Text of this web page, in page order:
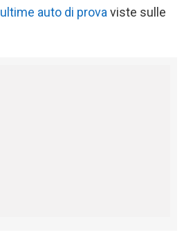
ultime auto di prova viste sulle